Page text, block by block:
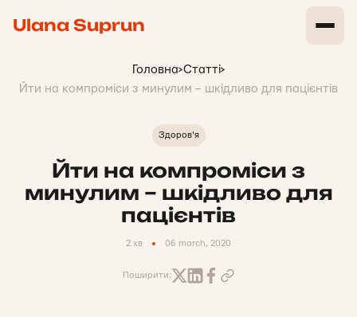
Ulana Suprun
Головна>Статті>
Йти на компроміси з минулим – шкідливо для пацієнтів
Здоров'я
Йти на компроміси з
минулим – шкідливо для
пацієнтів
2 хв 06 march, 2020
Поширити: